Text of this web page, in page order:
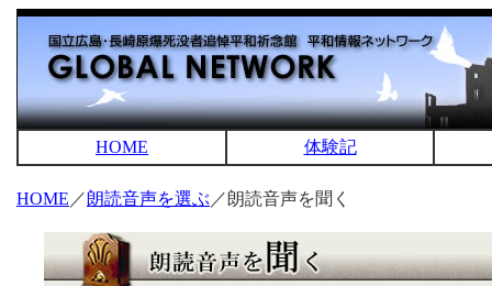
HOME 体験記
HOME ／朗読音声を選ぶ ／朗読音声を聞く